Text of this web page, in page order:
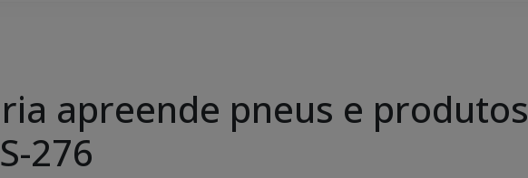
apreende pneus e produtos
276